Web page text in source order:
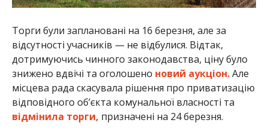
Торги були заплановані на 16 березня, але за
відсутності учасників — не відбулися. Відтак,
дотримуючись чинного законодавства, ціну було
знижено вдвічі та оголошено новий аукціон.Але
місцева рада скасувала рішення про приватизацію
відповідного об’єкта комунальної власності та
відмінила торги, призначені на 24 березня.